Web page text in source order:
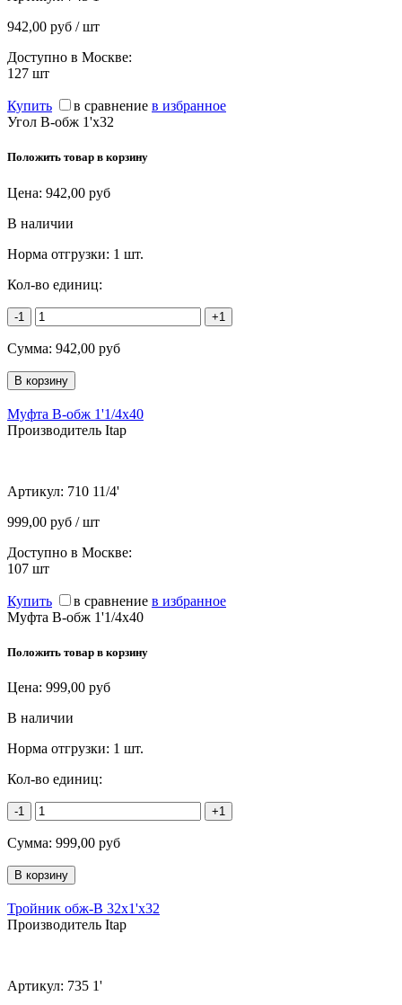
942,00 руб / шт
Доступно в Москве:
127 шт
Купить в сравнение в избранное
Угол В-обж 1'х32
Положить товар в корзину
Цена: 942,00 руб
В наличии
Норма отгрузки: 1 шт.
Кол-во единиц:
-1 +1
Сумма: 942,00 руб
Муфта В-обж 1'1/4х40
Производитель Itap
Артикул: 710 11/4'
999,00 руб / шт
Доступно в Москве:
107 шт
Купить в сравнение в избранное
Муфта В-обж 1'1/4х40
Положить товар в корзину
Цена: 999,00 руб
В наличии
Норма отгрузки: 1 шт.
Кол-во единиц:
-1 +1
Сумма: 999,00 руб
Тройник обж-В 32х1'х32
Производитель Itap
Артикул: 735 1'